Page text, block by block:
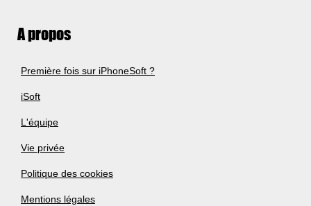
A propos
Première fois sur iPhoneSoft ?
iSoft
L'équipe
Vie privée
Politique des cookies
Mentions légales